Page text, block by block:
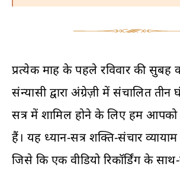
प्रत्येक माह के पहले रविवार की सुबह
संन्यासी द्वारा अंग्रेज़ी में संचालित
सत्र में शामिल होने के लिए हम
हैं। यह ध्यान-सत्र शक्ति-संचार
जिसे कि एक वीडियो रिकॉर्डिंग के